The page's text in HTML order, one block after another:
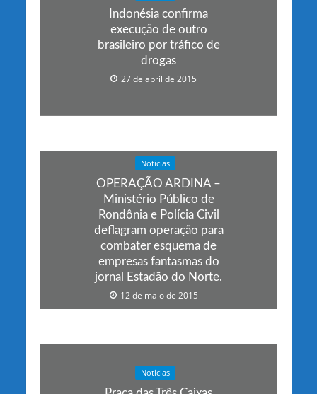
Indonésia confirma
execução de outro
brasileiro por tráfico de
drogas
27 de abril de 2015
Noticias
OPERAÇÃO ARDINA –
Ministério Público de
Rondônia e Polícia Civil
deflagram operação para
combater esquema de
empresas fantasmas do
jornal Estadão do Norte.
12 de maio de 2015
Noticias